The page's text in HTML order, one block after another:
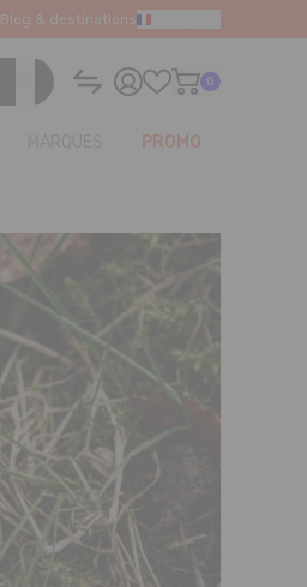
Blog & destinations
0
PROMO